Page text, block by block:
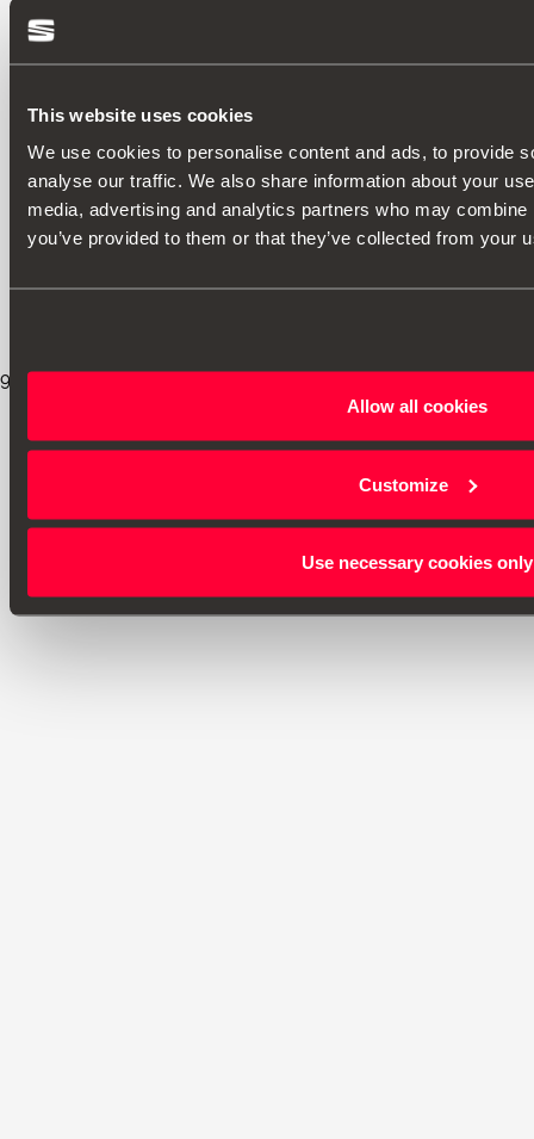
This website uses cookies
We use cookies to personalise content and ads, to provide
analyse our traffic. We also share information about your
media, advertising and analytics partners who may
you’ve provided to them or that they’ve collected from your
Allow all cookies
Customize
Use necessary cookies only
περιβαλλοντικές κανονιστικές ρυθμίσεις.
Εκτύπωση
συστάσεις που αναφέρονται στο εγχειρίδιο τουSEAT σας.
9